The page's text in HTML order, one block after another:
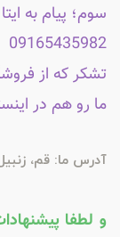
سوم؛ پیام به
09165435982
تشکر که از
ما رو هم در
آدرس ما: قم، زنبیل
و لطفا